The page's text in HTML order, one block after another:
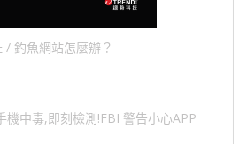
/ 釣魚網站怎麼辦？
機中毒,即刻檢測!FBI 警告小心APP